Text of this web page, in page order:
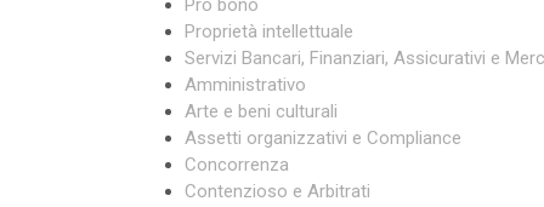
Pro bono
Proprietà intellettuale
Servizi Bancari, Finanziari, Assicurativi e
Amministrativo
Arte e beni culturali
Assetti organizzativi e Compliance
Concorrenza
Contenzioso e Arbitrati